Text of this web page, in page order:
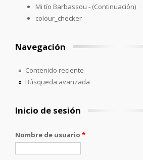
Mi tío Barbassou - (Continuación)
colour_checker
Navegación
Contenido reciente
Búsqueda avanzada
Inicio de sesión
Nombre de usuario *